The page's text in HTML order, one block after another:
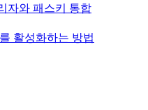
자와 패스키 통합
활성화하는 방법